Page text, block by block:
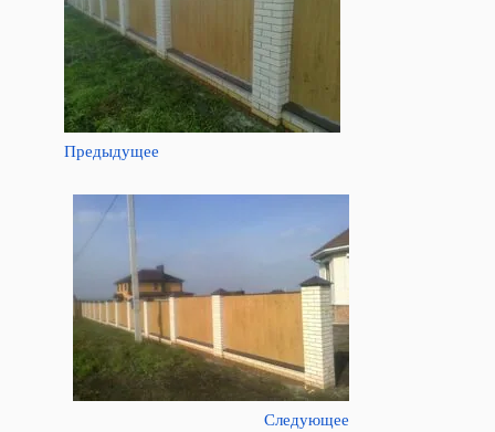
Предыдущее
Следующее